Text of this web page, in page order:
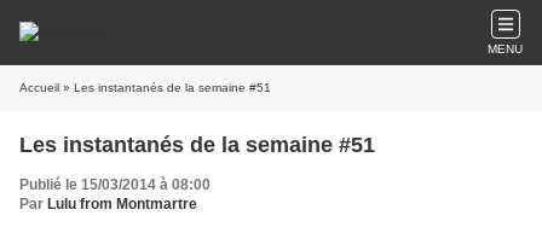
MENU
Accueil » Les instantanés de la semaine #51
Les instantanés de la semaine #51
Publié le 15/03/2014 à 08:00
Par Lulu from Montmartre